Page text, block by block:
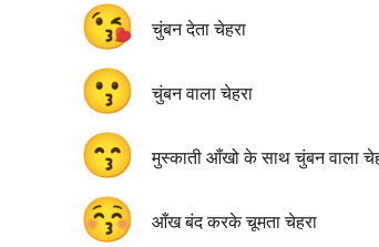
😘 चुंबन देता चेहरा
😗 चुंबन वाला चेहरा
😙 मुस्काती आँखो के साथ चुंबन वाला
😚 आँख बंद करके चूमता चेहरा